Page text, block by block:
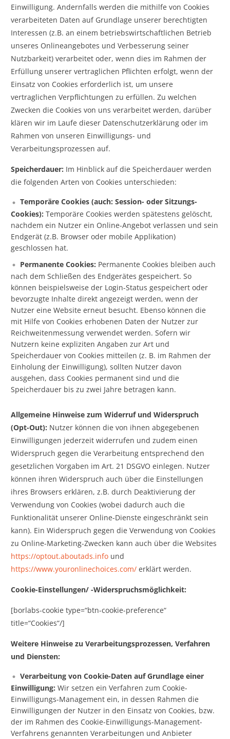
Einwilligung. Andernfalls werden die mithilfe von Cookies
verarbeiteten Daten auf Grundlage unserer berechtigten
Interessen (z.B. an einem betriebswirtschaftlichen Betrieb
unseres Onlineangebotes und Verbesserung seiner
Nutzbarkeit) verarbeitet oder, wenn dies im Rahmen der
Erfüllung unserer vertraglichen Pflichten erfolgt, wenn der
Einsatz von Cookies erforderlich ist, um unsere
vertraglichen Verpflichtungen zu erfüllen. Zu welchen
Zwecken die Cookies von uns verarbeitet werden, darüber
klären wir im Laufe dieser Datenschutzerklärung oder im
Rahmen von unseren Einwilligungs- und
Verarbeitungsprozessen auf.
Speicherdauer: Im Hinblick auf die Speicherdauer werden
die folgenden Arten von Cookies unterschieden:
Temporäre Cookies (auch: Session- oder Sitzungs-
Cookies): Temporäre Cookies werden spätestens gelöscht,
nachdem ein Nutzer ein Online-Angebot verlassen und sein
Endgerät (z.B. Browser oder mobile Applikation)
geschlossen hat.
Permanente Cookies: Permanente Cookies bleiben auch
nach dem Schließen des Endgerätes gespeichert. So
können beispielsweise der Login-Status gespeichert oder
bevorzugte Inhalte direkt angezeigt werden, wenn der
Nutzer eine Website erneut besucht. Ebenso können die
mit Hilfe von Cookies erhobenen Daten der Nutzer zur
Reichweitenmessung verwendet werden. Sofern wir
Nutzern keine expliziten Angaben zur Art und
Speicherdauer von Cookies mitteilen (z. B. im Rahmen der
Einholung der Einwilligung), sollten Nutzer davon
ausgehen, dass Cookies permanent sind und die
Speicherdauer bis zu zwei Jahre betragen kann.
Allgemeine Hinweise zum Widerruf und Widerspruch
(Opt-Out): Nutzer können die von ihnen abgegebenen
Einwilligungen jederzeit widerrufen und zudem einen
Widerspruch gegen die Verarbeitung entsprechend den
gesetzlichen Vorgaben im Art. 21 DSGVO einlegen. Nutzer
können ihren Widerspruch auch über die Einstellungen
ihres Browsers erklären, z.B. durch Deaktivierung der
Verwendung von Cookies (wobei dadurch auch die
Funktionalität unserer Online-Dienste eingeschränkt sein
kann). Ein Widerspruch gegen die Verwendung von Cookies
zu Online-Marketing-Zwecken kann auch über die Websites
https://optout.aboutads.info und
https://www.youronlinechoices.com/ erklärt werden.
Cookie-Einstellungen/ -Widerspruchsmöglichkeit:
[borlabs-cookie type=“btn-cookie-preference“
title=“Cookies“/]
Weitere Hinweise zu Verarbeitungsprozessen, Verfahren
und Diensten:
Verarbeitung von Cookie-Daten auf Grundlage einer
Einwilligung:Wir setzen ein Verfahren zum Cookie-
Einwilligungs-Management ein, in dessen Rahmen die
Einwilligungen der Nutzer in den Einsatz von Cookies, bzw.
der im Rahmen des Cookie-Einwilligungs-Management-
Verfahrens genannten Verarbeitungen und Anbieter